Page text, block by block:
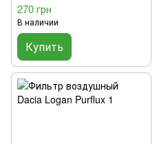
270 грн
В наличии
Купить